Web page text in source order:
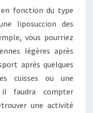
fonction du type
liposuccion des
vous pourriez
légères après
après quelques
cuisses ou une
il faudra compter
une activité